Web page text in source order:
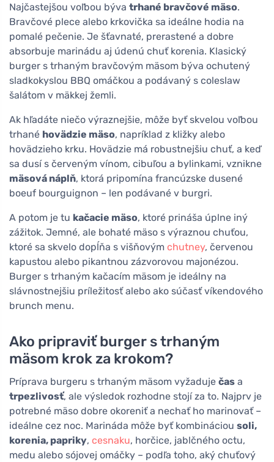
Najčastejšou voľbou býva trhané bravčové mäso.
Bravčové plece alebo krkovička sa ideálne hodia na
pomalé pečenie. Je šťavnaté, prerastené a dobre
absorbuje marinádu aj údenú chuť korenia. Klasický
burger s trhaným bravčovým mäsom býva ochutený
sladkokyslou BBQ omáčkou a podávaný s coleslaw
šalátom v mäkkej žemli.
Ak hľadáte niečo výraznejšie, môže byť skvelou voľbou
trhané hovädzie mäso, napríklad z kližky alebo
hovädzieho krku. Hovädzie má robustnejšiu chuť, a keď
sa dusí s červeným vínom, cibuľou a bylinkami, vznikne
mäsová náplň, ktorá pripomína francúzske dusené
boeuf bourguignon – len podávané v burgri.
A potom je tu kačacie mäso, ktoré prináša úplne iný
zážitok. Jemné, ale bohaté mäso s výraznou chuťou,
ktoré sa skvelo dopĺňa s višňovým chutney, červenou
kapustou alebo pikantnou zázvorovou majonézou.
Burger s trhaným kačacím mäsom je ideálny na
slávnostnejšiu príležitosť alebo ako súčasť víkendového
brunch menu.
Ako pripraviť burger s trhaným
mäsom krok za krokom?
Príprava burgeru s trhaným mäsom vyžaduje čas a
trpezlivosť, ale výsledok rozhodne stojí za to. Najprv je
potrebné mäso dobre okoreniť a nechať ho marinovať –
ideálne cez noc. Marináda môže byť kombináciou soli,
korenia, papriky, cesnaku, horčice, jablčného octu,
medu alebo sójovej omáčky – podľa toho, aký chuťový